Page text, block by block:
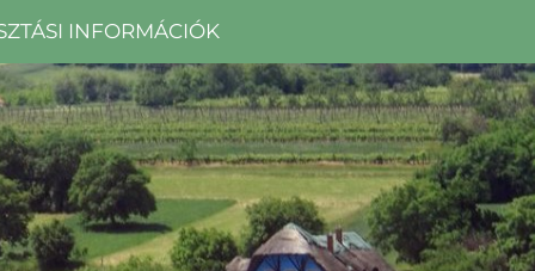
INFORMÁCIÓK